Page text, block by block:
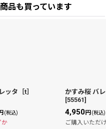
品も買っています
ッタ［t］
(税込)
か
かすみ桜 バ
[55561]
4,950円(税込)
ご購入いただ